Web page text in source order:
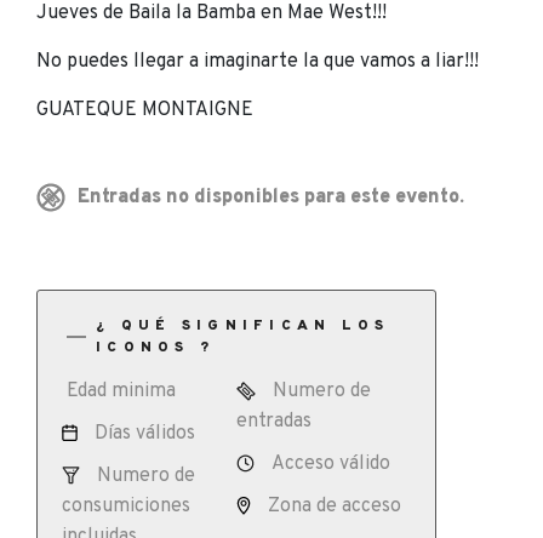
Jueves de Baila la Bamba en Mae West!!!
No puedes llegar a imaginarte la que vamos a liar!!!
GUATEQUE MONTAIGNE
Entradas no disponibles para este evento.
¿ QUÉ SIGNIFICAN LOS
ICONOS ?
Edad minima
Días válidos
Numero de
consumiciones
Numero de
entradas
Acceso válido
Zona de acceso